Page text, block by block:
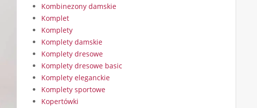
Kombinezony damskie
Komplet
Komplety
Komplety damskie
Komplety dresowe
Komplety dresowe basic
Komplety eleganckie
Komplety sportowe
Kopertówki